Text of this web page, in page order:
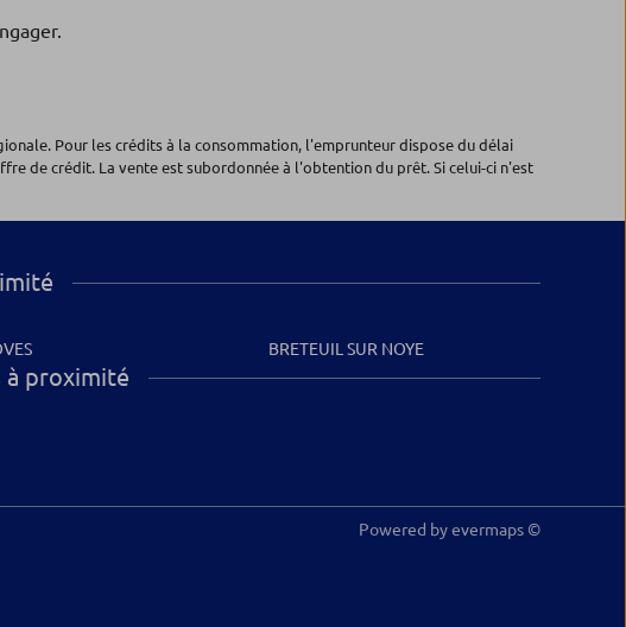
Pour les crédits à la consommation, l'emprunteur dispose du délai
de crédit. La vente est subordonnée à l'obtention du prêt. Si celui-ci n'est
BRETEUIL SUR NOYE
à proximité
Powered byevermaps ©